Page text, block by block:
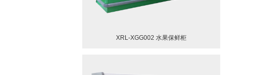
XRL-XGG002 水果保鲜柜